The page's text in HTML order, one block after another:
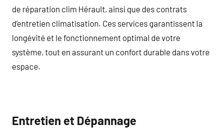
de réparation clim Hérault, ainsi que des contrats
d’entretien climatisation. Ces services garantissent la
longévité et le fonctionnement optimal de votre
système, tout en assurant un confort durable dans votre
espace.
Entretien et Dépannage